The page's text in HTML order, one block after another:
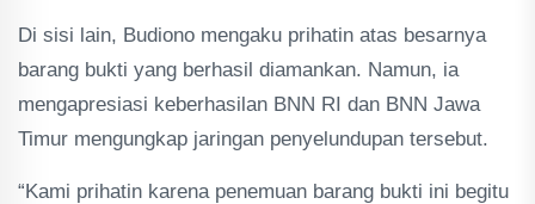
Di sisi lain, Budiono mengaku prihatin atas besarnya
barang bukti yang berhasil diamankan. Namun, ia
mengapresiasi keberhasilan BNN RI dan BNN Jawa
Timur mengungkap jaringan penyelundupan tersebut.
“Kami prihatin karena penemuan barang bukti ini begitu